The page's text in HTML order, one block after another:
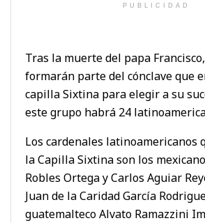
PUBLICIDAD
Tras la muerte del papa
formarán parte del cónclave que
capilla Sixtina para elegir a su
este grupo habrá 24
Los cardenales latinoamericanos
la Capilla Sixtina son los
Robles Ortega y Carlos Aguiar
Juan de la Caridad García
guatemalteco Alvato Ramazzini